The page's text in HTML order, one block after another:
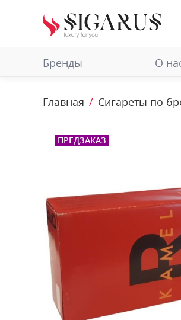
Бренды О
Главная Сигареты по
ПРЕДЗАКАЗ